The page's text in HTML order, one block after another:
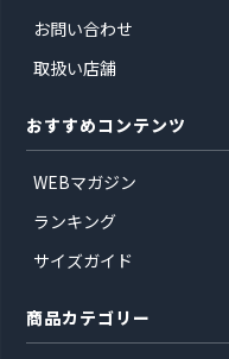
お問い合わせ
取扱い店舗
おすすめコンテンツ
WEBマガジン
ランキング
サイズガイド
商品カテゴリー